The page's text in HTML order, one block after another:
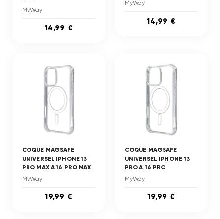
MyWay
14,99 €
MyWay
14,99 €
COQUE MAGSAFE
UNIVERSEL IPHONE 13
PRO MAX A 16 PRO MAX
MyWay
19,99 €
COQUE MAGSAFE
UNIVERSEL IPHONE 13
PRO A 16 PRO
MyWay
19,99 €